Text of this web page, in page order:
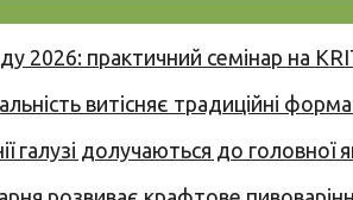
2026: практичний семінар на
витісняє традиційні
долучаються до головної